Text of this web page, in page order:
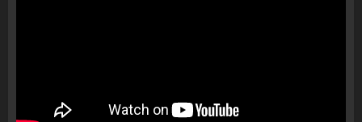
turke vë në dilemë Shqipërinë